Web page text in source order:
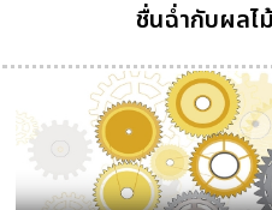
ชื่นฉ่ำกับผลไ